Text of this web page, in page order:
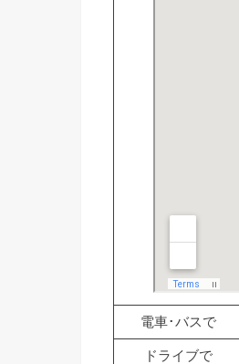
電車･バスで
ドライブで